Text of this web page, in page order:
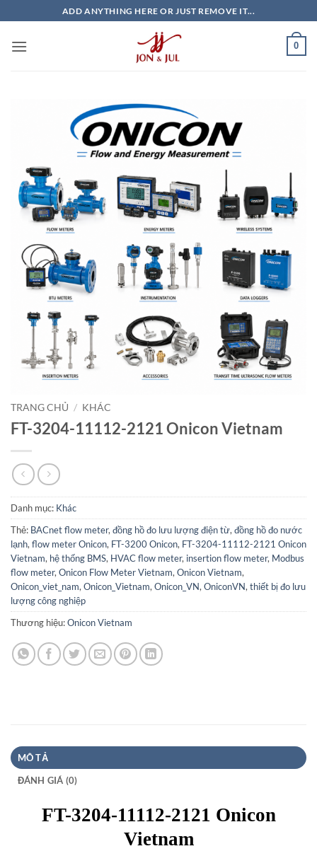
qua
nội
ADD ANYTHING HERE OR JUST REMOVE IT...
0
TRANG CHỦ / KHÁC
FT-3204-11112-2121 Onicon Vietnam
Danh mục: Khác
Thẻ: BACnet flow meter,đồng hồ đo lưu lượng điện từ,đồng hồ đo nước
lạnh,flow meter Onicon, FT-3200 Onicon, FT-3204-11112-2121 Onicon
Vietnam, hệ thống BMS, HVAC flow meter, insertion flow meter, Modbus
flow meter,Onicon Flow Meter Vietnam,Onicon Vietnam,
Onicon_viet_nam,Onicon_Vietnam,Onicon_VN,OniconVN,thiết bị đo lưu
lượng công nghiệp
Thương hiệu:Onicon Vietnam
MÔ TẢ
ĐÁNH GIÁ (0)
FT-3204-11112-2121 Onicon
Vietnam